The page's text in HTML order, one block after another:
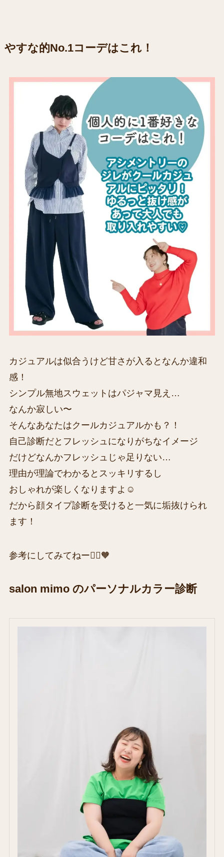
やすな的No.1コーデはこれ！
カジュアルは似合うけど甘さが入るとなんか違和
感！
シンプル無地スウェットはパジャマ見え…
なんか寂しい〜
そんなあなたはクールカジュアルかも？！
自己診断だとフレッシュになりがちなイメージ
だけどなんかフレッシュじゃ足りない…
理由が理論でわかるとスッキリするし
おしゃれが楽しくなりますよ☺️
だから顔タイプ診断を受けると一気に垢抜けられ
ます！
参考にしてみてねー🙋‍♀️🧡
salon mimo のパーソナルカラー診断